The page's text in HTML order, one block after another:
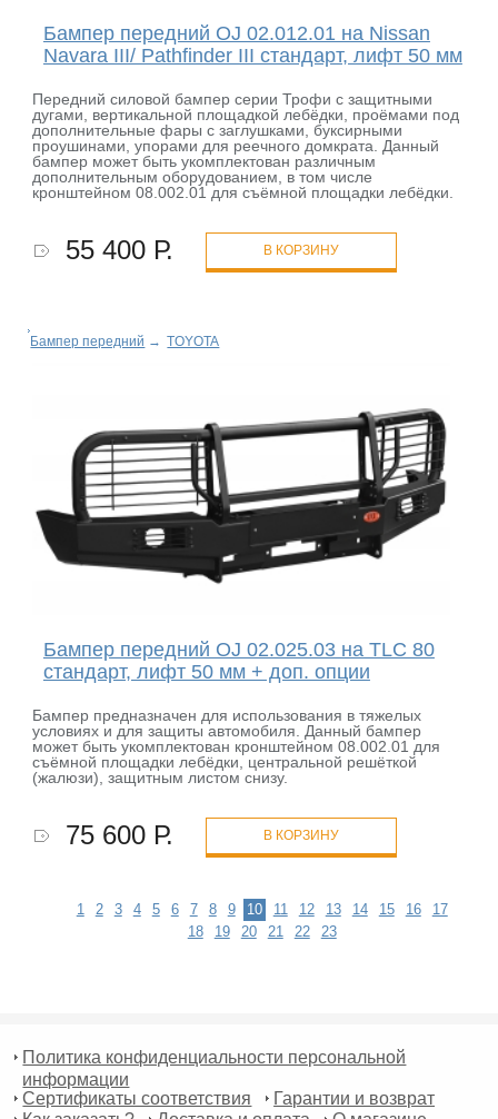
Бампер передний OJ 02.012.01 на Nissan
Navara III/ Pathfinder III стандарт, лифт 50 мм
Передний силовой бампер серии Трофи с защитными
дугами, вертикальной площадкой лебёдки, проёмами под
дополнительные фары с заглушками, буксирными
проушинами, упорами для реечного домкрата. Данный
бампер может быть укомплектован различным
дополнительным оборудованием, в том числе
кронштейном 08.002.01 для съёмной площадки лебёдки.
55 400 Р. В КОРЗИНУ
Бампер передний → TOYOTA
Бампер передний OJ 02.025.03 на TLC 80
стандарт, лифт 50 мм + доп. опции
Бампер предназначен для использования в тяжелых
условиях и для защиты автомобиля. Данный бампер
может быть укомплектован кронштейном 08.002.01 для
съёмной площадки лебёдки, центральной решёткой
(жалюзи), защитным листом снизу.
75 600 Р. В КОРЗИНУ
1 2 3 4 5 6 7 8 9 10 11 12 13 14 15 16
17
18
19 20 21 22 23
Политика конфиденциальности персональной
информации
Сертификаты соответствия
Гарантии и возврат